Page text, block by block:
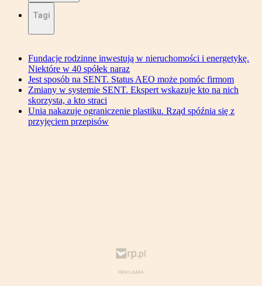
Tagi
Fundacje rodzinne inwestują w nieruchomości i energetykę.
Niektóre w 40 spółek naraz
Jest sposób na SENT. Status AEO może pomóc firmom
Zmiany w systemie SENT. Ekspert wskazuje kto na nich
skorzysta, a kto straci
Unia nakazuje ograniczenie plastiku. Rząd spóźnia się z
przyjęciem przepisów